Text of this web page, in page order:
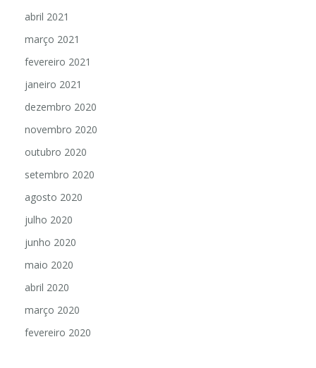
abril 2021
março 2021
fevereiro 2021
janeiro 2021
dezembro 2020
novembro 2020
outubro 2020
setembro 2020
agosto 2020
julho 2020
junho 2020
maio 2020
abril 2020
março 2020
fevereiro 2020